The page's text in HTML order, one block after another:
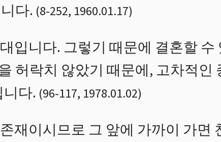
다. (8-252, 1960.01.17)
입니다. 그렇기 때문에 결혼할
허락치 않았기 때문에, 고차적인
다. (96-117, 1978.01.02)
재이시므로 그 앞에 가까이 가면